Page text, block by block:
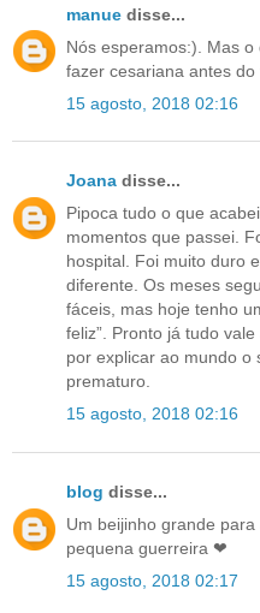
manue disse...
Nós esperamos:). Mas
fazer cesariana antes
15 agosto, 2018 02:16
Joana disse...
Pipoca tudo o que
momentos que passei.
hospital. Foi muito duro
diferente. Os meses
fáceis, mas hoje tenho
feliz”. Pronto já tudo
por explicar ao mundo o
prematuro.
15 agosto, 2018 02:16
blog disse...
Um beijinho grande
pequena guerreira ❤
15 agosto, 2018 02:17